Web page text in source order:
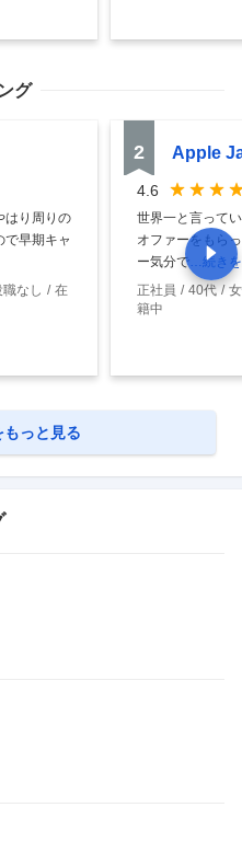
グ
はり周りの
で早期キャ
職なし
在
2 Apple
4.6
世界一と言って
オファーをもら
ー気分で…続き
正社員
40代
籍中
っと見る